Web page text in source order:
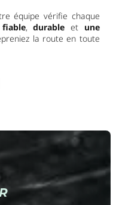
équipe vérifie chaque
,durable et une
la route en toute